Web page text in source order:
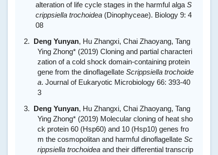
alteration of life cycle stages in the harmful alga S
crippsiella trochoidea (Dinophyceae). Biology 9: 4
08
2. Deng Yunyan, Hu Zhangxi, Chai Zhaoyang, Tang
Ying Zhong* (2019) Cloning and partial characteri
zation of a cold shock domain-containing protein
gene from the dinoflagellate Scrippsiella trochoide
a. Journal of Eukaryotic Microbiology 66: 393-40
3
3. Deng Yunyan, Hu Zhangxi, Chai Zhaoyang, Tang
Ying Zhong* (2019) Molecular cloning of heat sho
ck protein 60 (Hsp60) and 10 (Hsp10) genes fro
m the cosmopolitan and harmful dinoflagellate Sc
rippsiella trochoidea and their differential transcrip